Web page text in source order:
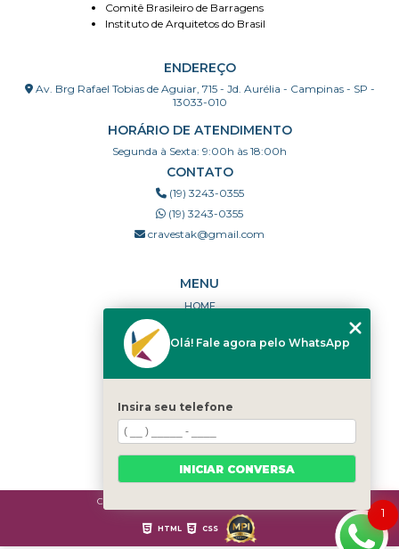
Comitê Brasileiro de Barragens
Instituto de Arquitetos do Brasil
ENDEREÇO
Av. Brg Rafael Tobias de Aguiar, 715 - Jd. Aurélia - Campinas - SP -
13033-010
HORÁRIO DE ATENDIMENTO
Segunda à Sexta: 9:00h às 18:00h
CONTATO
(19) 3243-0355
(19) 3243-0355
cravestak@gmail.com
MENU
HOME
PORTFÓLIO
DÚVIDAS FREQUENTES
CATEGORIAS
MAPA DO SITE
Copyright © Cravestak. (Lei 9610 de 19/02/1998)
HTML CSS
1
Olá! Fale agora pelo WhatsApp
Insira seu telefone
INICIAR CONVERSA